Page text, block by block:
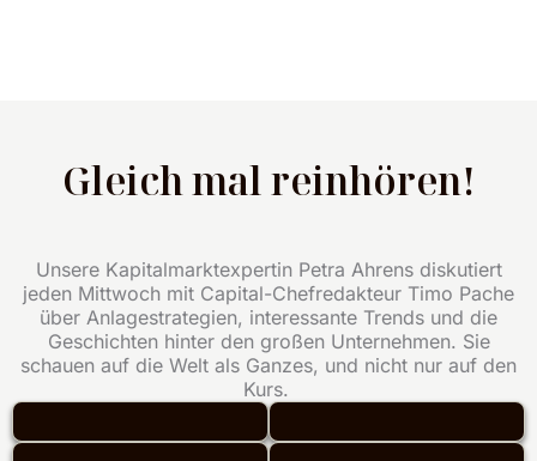
Gleich mal reinhören!
Unsere Kapitalmarktexpertin Petra Ahrens diskutiert
jeden Mittwoch mit Capital-Chefredakteur Timo Pache
über Anlagestrategien, interessante Trends und die
Geschichten hinter den großen Unternehmen. Sie
schauen auf die Welt als Ganzes, und nicht nur auf den
Kurs.